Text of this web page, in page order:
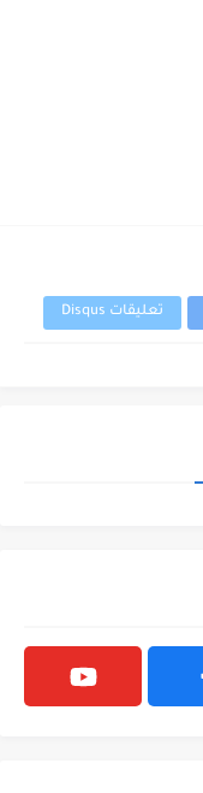
تعليقات Disqus